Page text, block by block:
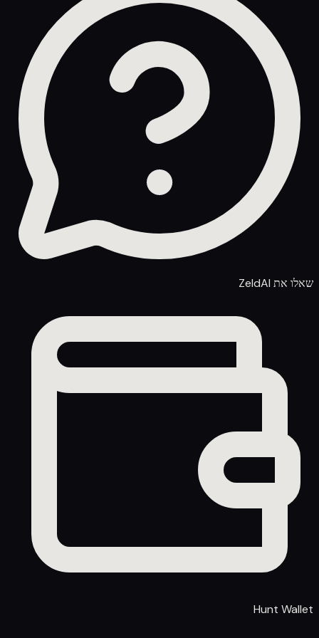
שאלו את ZeldAI
Hunt Wallet